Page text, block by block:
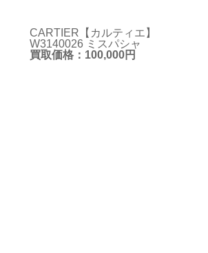
CARTIER【カルティエ】
W3140026 ミスパシャ
買取価格：100,000円